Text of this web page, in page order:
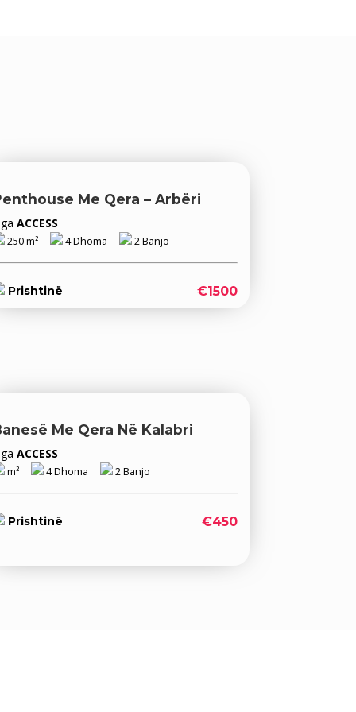
Me Qera – Arbëri
ACCESS
250 m² 4 Dhoma 2 Banjo
Prishtinë €1500
Me Qera Në Kalabri
ACCESS
m² 4 Dhoma 2 Banjo
Prishtinë €450